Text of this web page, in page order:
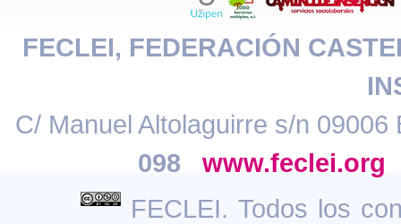
FECLEI, FEDERACIÓN
C/ Manuel Altolaguirre s/n
098
www.feclei.org
FECLEI. Todos los